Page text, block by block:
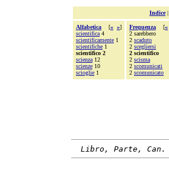
Indice|
Alfabetica [« »]
scientifica 4
scientificamente 1
scientifiche 1
scientifico 2
scienza 12
scienze 10
scioglie 1
Frequenza [«
2 sarebbero
2 scaduto
2 scegliersi
2 scientifico
2 scisma
2 scomunicati
2 scomunicato
Libro, Parte, Can.